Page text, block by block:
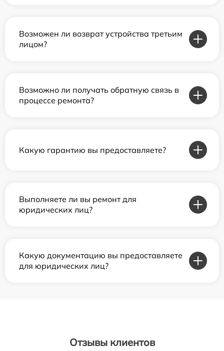
Возможен ли возврат устройства третьим
лицом?
Возможно ли получать обратную связь в
процессе ремонта?
Какую гарантию вы предоставляете?
Выполняете ли вы ремонт для
юридических лиц?
Какую документацию вы предоставляете
для юридических лиц?
Отзывы клиентов